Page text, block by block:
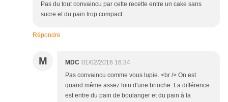
Pas du tout convaincu par cette recette entre un cake sans
sucre et du pain trop compact..
Répondre
M MDC 01/02/2016 16:34
Pas convaincu comme vous lupie. <br /> On est
quand même assez loin d'une brioche. La différence
est entre du pain de boulanger et du pain à la